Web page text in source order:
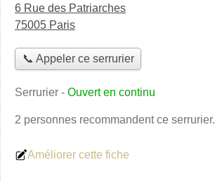
6 Rue des Patriarches
75005 Paris
📞 Appeler ce serrurier
Serrurier - Ouvert en continu
2 personnes recommandentce serrurier.
Améliorer cette fiche